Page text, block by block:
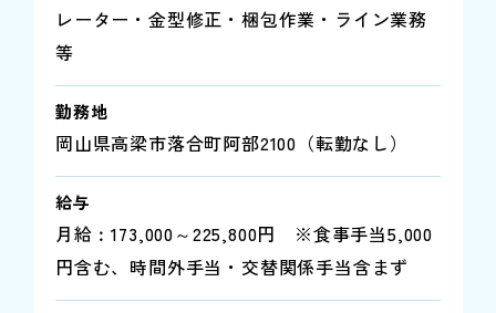
レーター・金型修正・梱包作業・ライン業務
等
勤務地
岡山県高梁市落合町阿部2100（転勤なし）
給与
月給︰173,000～225,800円 ※食事手当5,000
円含む、時間外手当・交替関係手当含まず